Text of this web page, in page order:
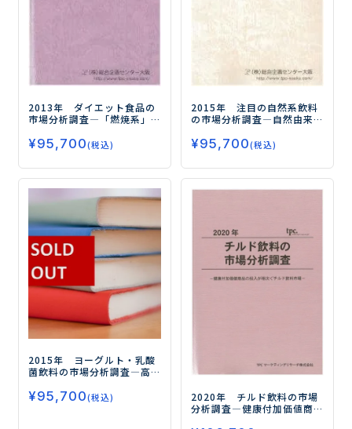
2013年 ダイエット食品の
市場分析調査―「燃焼系」
腹サポート」など、アプロー
チが多様化するダイエット
食品市場―
¥95,700(税込)
2015年 注目の自然系飲料
の市場分析調査―自然由来
り込む自然系飲料市場―
¥95,700(税込)
2015年 ヨーグルト・乳酸
菌飲料の市場分析調査―高
ドリンクタイプが市場を活
性化―
¥95,700(税込)
2020年 チルド飲料の市場
分析調査―健康付加価値商